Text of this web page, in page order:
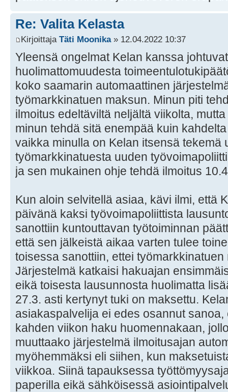
Re: Valita Kelasta
Kirjoittaja Täti Moonika» 12.04.2022 10:37
Yleensä ongelmat Kelan kanssa
huolimattomuudesta
koko saamarin automaattinen
työmarkkinatuen maksun. Minun piti
ilmoitus edeltäviltä neljältä viikolta,
minun tehdä sitä enempää kuin
vaikka minulla on Kelan itsensä tekemä
työmarkkinatuesta uuden
ja sen mukainen ohje tehdä ilmoitus
Kun aloin selvitellä asiaa, kävi ilmi, että
päivänä kaksi työvoimapoliittista
sanottiin kuntouttavan työtoiminnan
että sen jälkeistä aikaa varten tulee
toisessa sanottiin, ettei
Järjestelmä katkaisi hakuajan
eikä toisesta lausunnosta huolimatta
27.3. asti kertynyt tuki on maksettu.
asiakaspalvelija ei edes osannut
kahden viikon haku huomennakaan,
muuttaako järjestelmä ilmoitusajan
myöhemmäksi eli siihen, kun
viikkoa. Siinä tapauksessa
paperilla eikä sähköisessä